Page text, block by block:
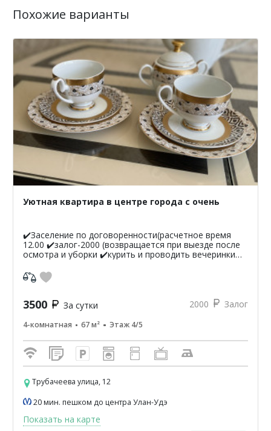
Похожие варианты
Уютная квартира в центре города с очень
✔️Заселение по договоренности(расчетное время
12.00 ✔️залог-2000 (возвращается при выезде после
осмотра и уборки ✔️курить и проводить вечеринки
3500 За сутки 2000 Залог
4-комнатная 67 м² Этаж 4/5
Трубачеева улица, 12
20 мин. пешком до центра Улан-Удэ
Показать на карте